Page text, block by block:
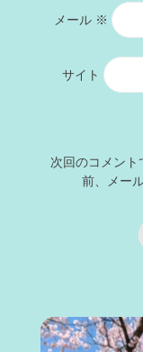
メール ※
サイト
次回のコメン
前、メー